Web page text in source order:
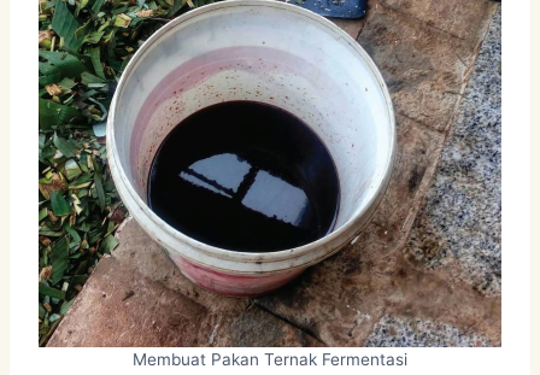
Membuat Pakan Ternak Fermentasi